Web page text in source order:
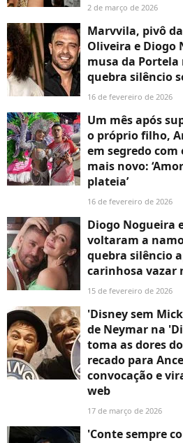
2 de março de 2026
Marvvila, pivô
Oliveira e Diogo
musa da Portela
quebra silêncio
16 de fevereiro de 2026
Um mês após
o próprio filho,
em segredo
mais novo:
plateia’
16 de fevereiro de 2026
Diogo Nogueira
voltaram a
quebra silêncio
carinhosa vazar
15 de fevereiro de 2026
'Disney sem
de Neymar na
toma as dores
recado para
convocação e
web
17 de março de 2026
'Conte sempre